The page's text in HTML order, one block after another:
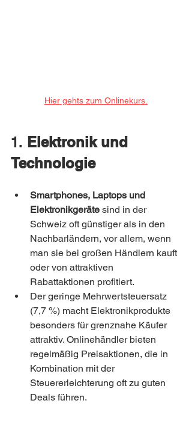
Hier gehts zum Onlinekurs.
1. Elektronik und
Technologie
Smartphones, Laptops und
Elektronikgeräte sind in der
Schweiz oft günstiger als in den
Nachbarländern, vor allem, wenn
man sie bei großen Händlern kauft
oder von attraktiven
Rabattaktionen profitiert.
Der geringe Mehrwertsteuersatz
(7,7 %) macht Elektronikprodukte
besonders für grenznahe Käufer
attraktiv. Onlinehändler bieten
regelmäßig Preisaktionen, die in
Kombination mit der
Steuererleichterung oft zu guten
Deals führen.